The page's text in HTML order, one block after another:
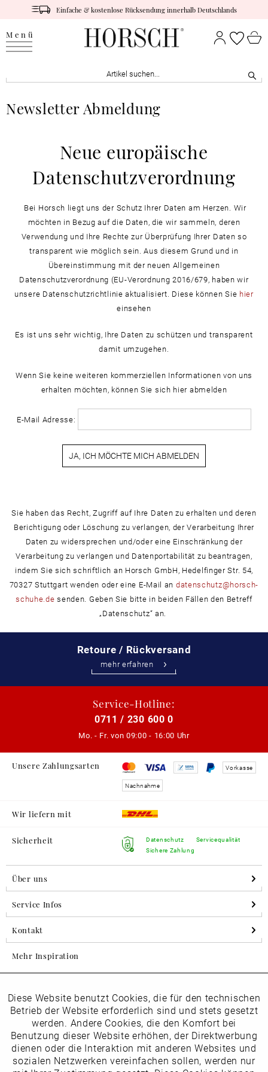
Einfache & kostenlose Rücksendung innerhalb Deutschlands
Menü
Newsletter Abmeldung
Neue europäische
Datenschutzverordnung
Bei Horsch liegt uns der Schutz Ihrer Daten am Herzen. Wir
möchten in Bezug auf die Daten, die wir sammeln, deren
Verwendung und Ihre Rechte zur Überprüfung Ihrer Daten so
transparent wie möglich sein. Aus diesem Grund und in
Übereinstimmung mit der neuen Allgemeinen
Datenschutzverordnung (EU-Verordnung 2016/679, haben wir
unsere Datenschutzrichtlinie aktualisiert. Diese können Sie hier
einsehen
Es ist uns sehr wichtig, Ihre Daten zu schützen und transparent
damit umzugehen.
Wenn Sie keine weiteren kommerziellen Informationen von uns
erhalten möchten, können Sie sich hier abmelden
E-Mail Adresse:
Sie haben das Recht, Zugriff auf Ihre Daten zu erhalten und deren
Berichtigung oder Löschung zu verlangen, der Verarbeitung Ihrer
Daten zu widersprechen und/oder eine Einschränkung der
Verarbeitung zu verlangen und Datenportabilität zu beantragen,
indem Sie sich schriftlich an Horsch GmbH, Hedelfinger Str. 54,
70327 Stuttgart wenden oder eine E-Mail an datenschutz@horsch-
schuhe.de senden. Geben Sie bitte in beiden Fällen den Betreff
„Datenschutz“ an.
Retoure / Rückversand
mehr erfahren
Service-Hotline:
0711 / 230 600 0
Mo. - Fr. von 09:00 - 16:00 Uhr
Unsere Zahlungsarten Vorkasse
Nachnahme
Wir liefern mit
Sicherheit
Datenschutz
Sichere Zahlung
Servicequalität
Über uns
Service Infos
Kontakt
Mehr Inspiration
Folgen Sie uns auf Instagram
horsch_schuhe
Newsletter
Funktionale Aktiv
Marketing Inaktiv
Diese Website benutzt Cookies, die für den technischen
Betrieb der Website erforderlich sind und stets gesetzt
werden. Andere Cookies, die den Komfort bei
Benutzung dieser Website erhöhen, der Direktwerbung
dienen oder die Interaktion mit anderen Websites und
sozialen Netzwerken vereinfachen sollen, werden nur